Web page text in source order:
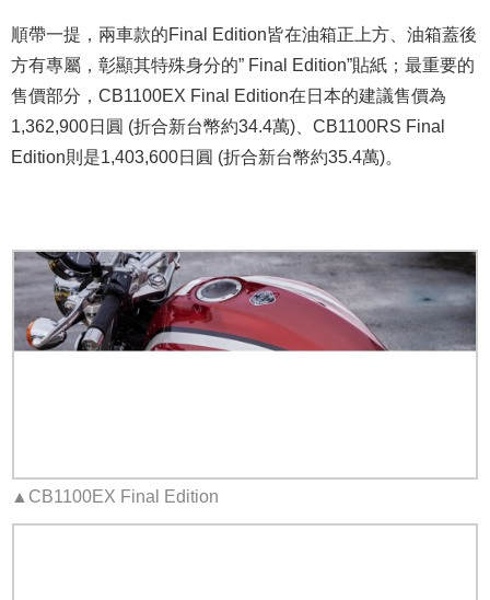
順帶一提，兩車款的Final Edition皆在油箱正上方、油箱蓋後
方有專屬，彰顯其特殊身分的” Final Edition”貼紙；最重要的
售價部分，CB1100EX Final Edition在日本的建議售價為
1,362,900日圓 (折合新台幣約34.4萬)、CB1100RS Final
Edition則是1,403,600日圓 (折合新台幣約35.4萬)。
▲CB1100EX Final Edition